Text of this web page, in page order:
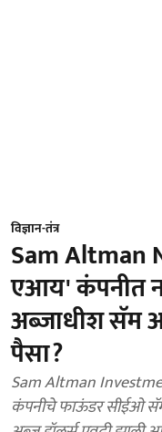
विज्ञान-तंत्र
Sam
एआय' कंपनीत
अब्जाधीश सॅम
पैसा?
Sam Altman
कंपनीचे फाऊंडर सीईओ